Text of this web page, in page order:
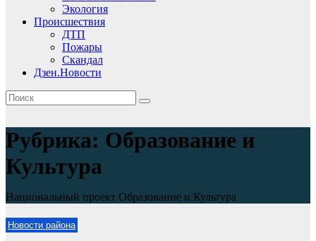
Экология
Происшествия
ДТП
Пожары
Скандал
Дзен.Новости
Рубрика: Образование и
Культура
Национальный проект Образование и Культура
Новости района